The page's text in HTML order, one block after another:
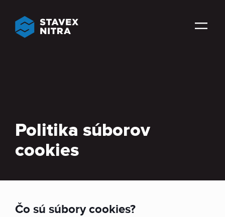
Politika súborov
cookies
Čo sú súbory cookies?